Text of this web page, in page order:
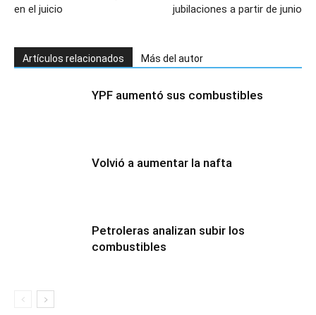
en el juicio
jubilaciones a partir de junio
Artículos relacionados Más del autor
YPF aumentó sus combustibles
Volvió a aumentar la nafta
Petroleras analizan subir los
combustibles